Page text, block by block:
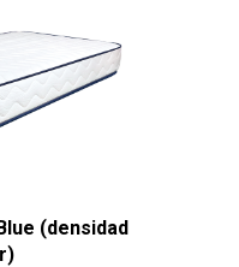
(densidad